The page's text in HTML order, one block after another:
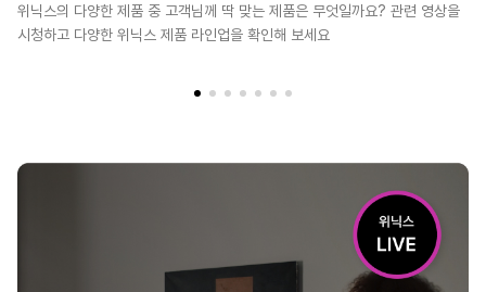
위닉스의 다양한 제품 중 고객님께 딱 맞는 제품은 무엇일까요? 관련 영상을
시청하고 다양한 위닉스 제품 라인업을 확인해 보세요